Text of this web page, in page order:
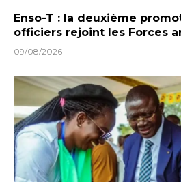
Enso-T : la deuxième
officiers rejoint les Forces
09/08/2026